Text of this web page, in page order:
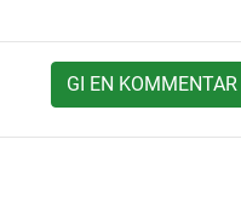
GI EN KOMMENTAR